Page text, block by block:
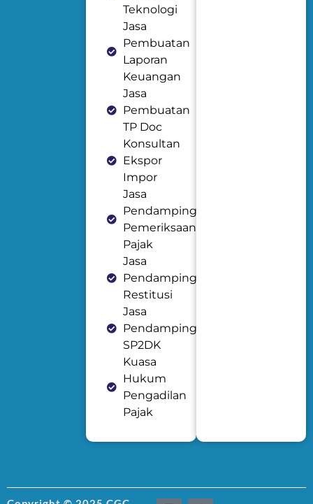
Teknologi
Jasa
Pembuatan
Laporan
Keuangan
Jasa
Pembuatan
TP Doc
Konsultan
Ekspor
Impor
Jasa
Pendampingan
Pemeriksaan
Pajak
Jasa
Pendampingan
Restitusi
Jasa
Pendampingan
SP2DK
Kuasa
Hukum
Pengadilan
Pajak